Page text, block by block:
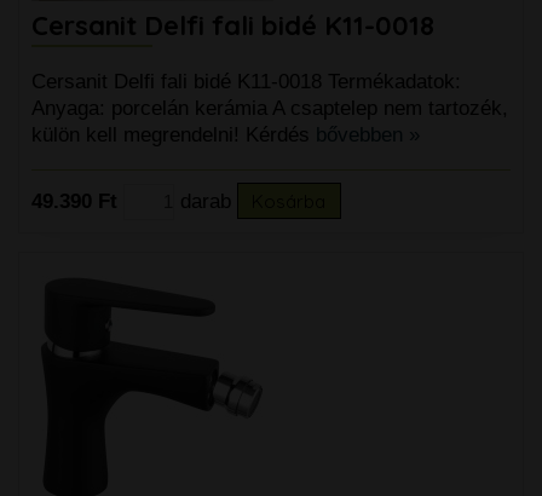
Cersanit Delfi fali bidé K11-0018
Cersanit Delfi fali bidé K11-0018 Termékadatok:
Anyaga: porcelán kerámia A csaptelep nem tartozék,
külön kell megrendelni! Kérdés
bővebben »
49.390 Ft darab